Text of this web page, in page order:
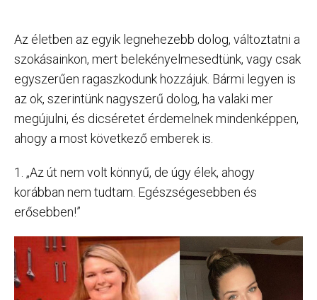
Az életben az egyik legnehezebb dolog, változtatni a
szokásainkon, mert belekényelmesedtünk, vagy csak
egyszerűen ragaszkodunk hozzájuk. Bármi legyen is
az ok, szerintünk nagyszerű dolog, ha valaki mer
megújulni, és dicséretet érdemelnek mindenképpen,
ahogy a most következő emberek is.
1. „Az út nem volt könnyű, de úgy élek, ahogy
korábban nem tudtam. Egészségesebben és
erősebben!”